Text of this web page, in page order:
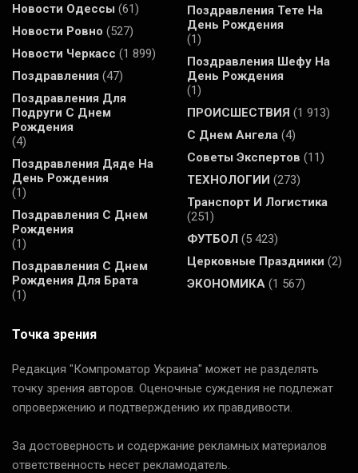
Новости Одессы (61)
Новости Ровно (527)
Новости Черкасс (1 899)
Поздравления (47)
Поздравления Для
Подруги С Днем
Рождения
(4)
Поздравления Дяде На
День Рождения
(1)
Поздравления С Днем
Рождения
(1)
Поздравления С Днем
Рождения Для Брата
(1)
Поздравления Тете На
День Рождения
(1)
Поздравления Шефу На
День Рождения
(1)
ПРОИСШЕСТВИЯ (1 913)
С Днем Ангела (4)
Советы Экспертов (11)
ТЕХНОЛОГИИ (273)
Транспорт И Логистика
(251)
ФУТБОЛ (5 423)
Церковные Праздники (2)
ЭКОНОМИКА (1 567)
Точка зрения
Редакция "Компроматор Украина" может не разделять
точку зрения авторов. Оценочные суждения не подлежат
опровержению и подтверждению их правдивости.
За достоверность и содержание рекламных материалов
ответственность несет рекламодатель.